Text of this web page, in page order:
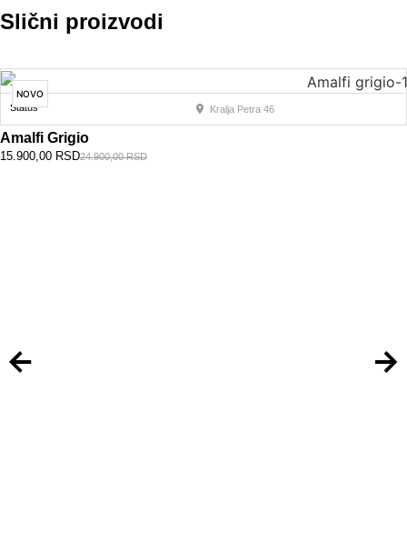
Slični proizvodi
NOVO
Status
Kralja Petra 46
Amalfi Grigio
24.900,00RSD
15.900,00 RSD